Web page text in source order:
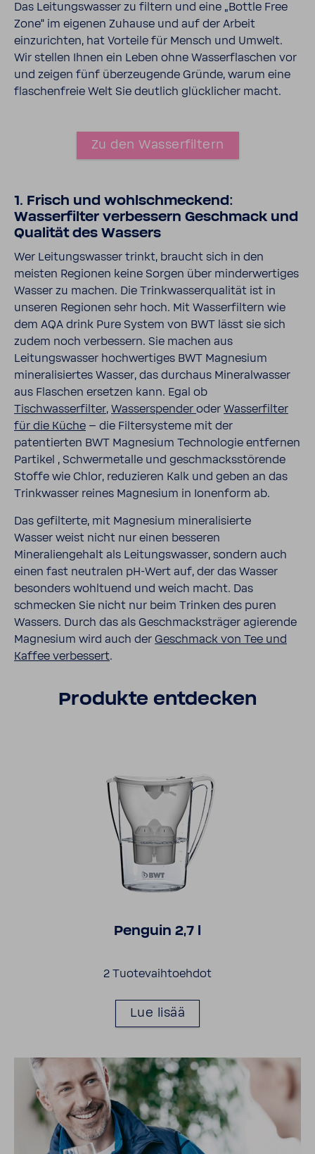
Das Leitungswasser zu filtern und eine „Bottle Free
Zone“ im eigenen Zuhause und auf der Arbeit
einzurichten, hat Vorteile für Mensch und Umwelt.
Wir stellen Ihnen ein Leben ohne Wasserflaschen vor
und zeigen fünf überzeugende Gründe, warum eine
flaschenfreie Welt Sie deutlich glücklicher macht.
Zu den Wasserfiltern
1. Frisch und wohlschmeckend:
Wasserfilter verbessern Geschmack und
Qualität des Wassers
Wer Leitungswasser trinkt, braucht sich in den
meisten Regionen keine Sorgen über minderwertiges
Wasser zu machen. Die Trinkwasserqualität ist in
unseren Regionen sehr hoch. Mit Wasserfiltern wie
dem AQA drink Pure System von BWT lässt sie sich
zudem noch verbessern. Sie machen aus
Leitungswasser hochwertiges BWT Magnesium
mineralisiertes Wasser, das durchaus Mineralwasser
aus Flaschen ersetzen kann. Egal ob
Tischwasserfilter, Wasserspender oder Wasserfilter
für die Küche – die Filtersysteme mit der
patentierten BWT Magnesium Technologie entfernen
Partikel , Schwermetalle und geschmacksstörende
Stoffe wie Chlor, reduzieren Kalk und geben an das
Trinkwasser reines Magnesium in Ionenform ab.
Das gefilterte, mit Magnesium mineralisierte
Wasser weist nicht nur einen besseren
Mineraliengehalt als Leitungswasser, sondern auch
einen fast neutralen pH-Wert auf, der das Wasser
besonders wohltuend und weich macht. Das
schmecken Sie nicht nur beim Trinken des puren
Wassers. Durch das als Geschmacksträger agierende
Magnesium wird auch der Geschmack von Tee und
Kaffee verbessert.
Produkte entdecken
Penguin 2,7 l
2 Tuotevaihtoehdot
Lue lisää